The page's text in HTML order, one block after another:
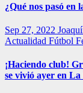
¿Qué nos pasó en
Sep 27, 2022
Actualidad Fútbol
¡Haciendo club!
se vivió ayer en